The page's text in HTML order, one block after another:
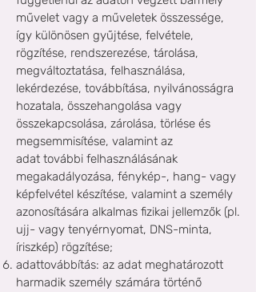
művelet vagy a műveletek összessége,
így különösen gyűjtése, felvétele,
rögzítése, rendszerezése, tárolása,
megváltoztatása, felhasználása,
lekérdezése, továbbítása, nyilvánosságra
hozatala, összehangolása vagy
összekapcsolása, zárolása, törlése és
megsemmisítése, valamint az
adat további felhasználásának
megakadályozása, fénykép-, hang- vagy
képfelvétel készítése, valamint a személy
azonosítására alkalmas fizikai jellemzők (pl.
ujj- vagy tenyérnyomat, DNS-minta,
íriszkép) rögzítése;
adattovábbítás: az adat meghatározott
harmadik személy számára történő